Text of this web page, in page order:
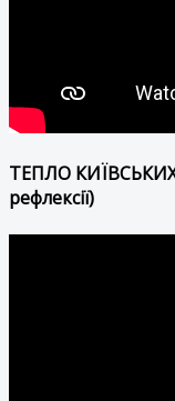
ТЕПЛО КИЇВСЬКИХ
рефлексії)